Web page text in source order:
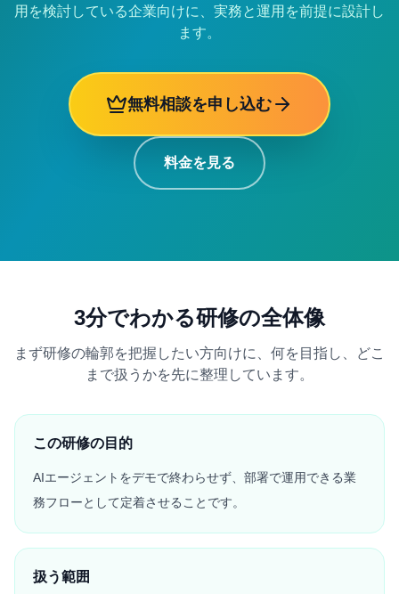
用を検討している企業向けに、実務と運用を前提に設計し
ます。
無料相談を申し込む
料金を見る
3分でわかる研修の全体像
まず研修の輪郭を把握したい方向けに、何を目指し、どこ
まで扱うかを先に整理しています。
この研修の目的
AIエージェントをデモで終わらせず、部署で運用できる業
務フローとして定着させることです。
扱う範囲